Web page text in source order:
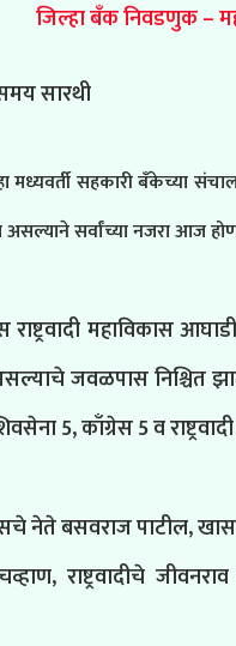
जिल्हा बँक निवडणुक –
सारथी
मध्यवर्ती सहकारी बँकेच्या
सर्वांच्या नजरा आज
राष्ट्रवादी महाविकास
जवळपास निश्चित
5, काँग्रेस 5 व
नेते बसवराज पाटील,
राष्ट्रवादीचे